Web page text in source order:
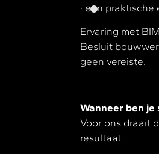
· een praktische
Ervaring met
Besluit
geen vereiste.
Wanneer ben je
Voor ons draait
resultaat.